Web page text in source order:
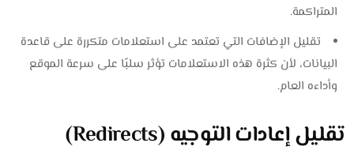
المتراكمة.
تقليل الإضافات التي تعتمد على استعلامات متكررة على قاعدة
البيانات، لأن كثرة هذه الاستعلامات تؤثر سلبًا على سرعة الموقع
وأداءه العام.
تقليل إعادات التوجيه (Redirects)